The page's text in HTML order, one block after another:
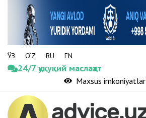
ЎЗ O‘Z RU EN
24/7 ҳуқуқий маслаҳат
Maxsus imkoniyatlar